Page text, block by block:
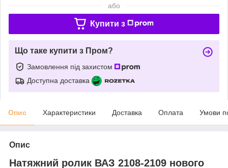
або
Купити з
Що таке купити з Пром?
Замовлення під захистом
Доступна доставка
Опис Характеристики Доставка Оплата Умови
Опис
Натяжний ролик ВАЗ 2108-2109 нового